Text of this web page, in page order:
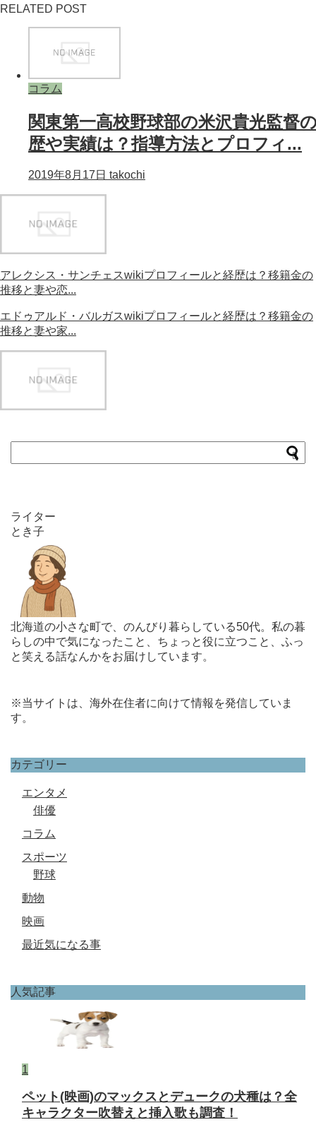
RELATED POST
コラム
関東第一高校野球部の米沢貴光監督
歴や実績は？指導方法とプロフィ...
2019年8月17日 takochi
アレクシス・サンチェスwikiプロフィールと経歴は？移籍金の
推移と妻や恋...
エドゥアルド・バルガスwikiプロフィールと経歴は？移籍金の
推移と妻や家...
ライター
とき子
北海道の小さな町で、のんびり暮らしている50代。私の暮
らしの中で気になったこと、ちょっと役に立つこと、ふっ
と笑える話なんかをお届けしています。
※当サイトは、海外在住者に向けて情報を発信していま
す。
カテゴリー
エンタメ
俳優
コラム
スポーツ
野球
動物
映画
最近気になる事
人気記事
1
ペット(映画)のマックスとデュークの犬種は？全
キャラクター吹替えと挿入歌も調査！